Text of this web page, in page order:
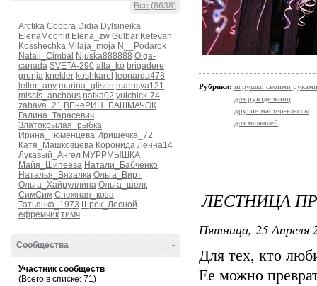
Все (6638)
Arctika Cobbra Didia Dylsineika
ElenaMoonlit Elena_zw Gulbar Ketevan
Kosshechka Milaja_moja N__Podarok
Natali_Cimbal Njuska888888 Olga-
canada SVETA-290 alla_ko brigadere
grunja knekler koshkarel
leonarda478
letter_any marina_glison marusya121
missis_anchous natka02 yulchick-74
zabava_21 ВЕнеРИН_БАШМАЧОК
Галина_Тарасевич
Златокрылая_рыбка
Ирина_Тюменцева Иришечка_72
Катя_Машковцева Коронида Ленна14
Лукавый_Ангел МУРРМЫШКА
Майя_Шипеева Натали_Бабченко
Наталья_Вязалка Ольга_Вирт
Ольга_Хайруллина Ольга_шелк
СимСим Снежная_коза
Татьянка_1973 Шрек_Лесной
ефремчик тимч
-
Сообщества
Участник сообществ
(Всего в списке: 71)
Рубрики: игрушки своими руками
для рукодельниц
другие мастер-классы
для малышей
ЛЕСТНИЦА
Пятница, 25 Апреля
Для тех, кто
Ее можно